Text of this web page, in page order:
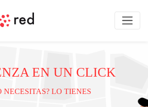
EN UN CLICK
NECESITAS? LO TIENES